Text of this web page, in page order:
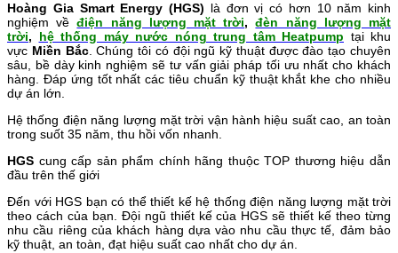
Hoàng Gia Smart Energy (HGS) là đơn vị có hơn 10 năm kinh
nghiệm vềđiện năng lượng mặt trời,đèn năng lượng mặt
trời, hệ thống máy nước nóng trung tâm Heatpump tại khu
vực Miền Bắc. Chúng tôi có đội ngũ kỹ thuật được đào tạo chuyên
sâu, bề dày kinh nghiệm sẽ tư vấn giải pháp tối ưu nhất cho khách
hàng. Đáp ứng tốt nhất các tiêu chuẩn kỹ thuật khắt khe cho nhiều
dự án lớn.
Hệ thống điện năng lượng mặt trời vận hành hiệu suất cao, an toàn
trong suốt 35 năm, thu hồi vốn nhanh.
HGS cung cấp sản phẩm chính hãng thuộc TOP thương hiệu dẫn
đầu trên thế giới
Đến với HGS bạn có thể thiết kế hệ thống điện năng lượng mặt trời
theo cách của bạn. Đội ngũ thiết kế của HGS sẽ thiết kế theo từng
nhu cầu riêng của khách hàng dựa vào nhu cầu thực tế, đảm bảo
kỹ thuật, an toàn, đạt hiệu suất cao nhất cho dự án.